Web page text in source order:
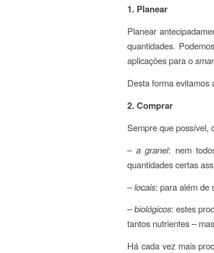
1. Planear
Planear
quantidades.
aplicações para o
Desta forma evitamos
2. Comprar
Sempre que possível,
–a granel: nem
quantidades certas
–locais: para além de
–biológicos: estes
tantos nutrientes –
Há cada vez mais